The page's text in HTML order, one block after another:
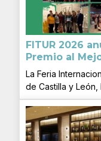
FITUR 2026
Premio al
La Feria
de Castilla y León,